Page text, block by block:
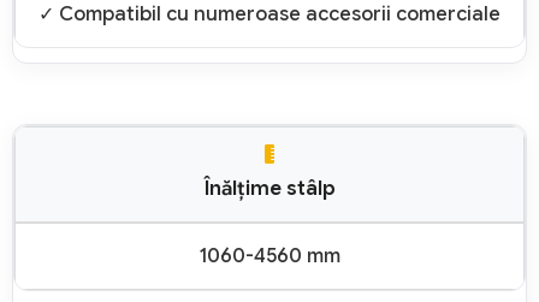
✓ Compatibil cu numeroase accesorii comerciale
Înălțime stâlp
1060-4560 mm